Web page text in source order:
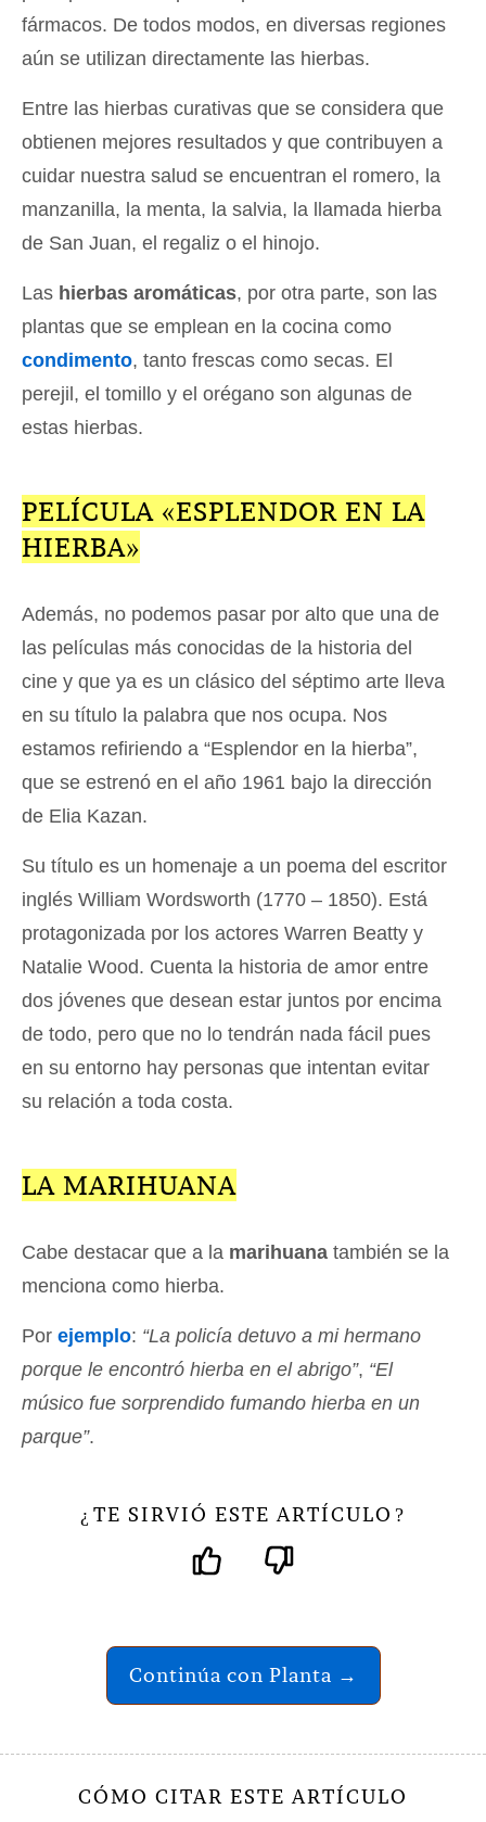
fármacos. De todos modos, en diversas regiones
aún se utilizan directamente las hierbas.
Entre las hierbas curativas que se considera que
obtienen mejores resultados y que contribuyen a
cuidar nuestra salud se encuentran el romero, la
manzanilla, la menta, la salvia, la llamada hierba
de San Juan, el regaliz o el hinojo.
Las hierbas aromáticas, por otra parte, son las
plantas que se emplean en la cocina como
condimento, tanto frescas como secas. El
perejil, el tomillo y el orégano son algunas de
estas hierbas.
PELÍCULA «ESPLENDOR EN LA
HIERBA»
Además, no podemos pasar por alto que una de
las películas más conocidas de la historia del
cine y que ya es un clásico del séptimo arte lleva
en su título la palabra que nos ocupa. Nos
estamos refiriendo a “Esplendor en la hierba”,
que se estrenó en el año 1961 bajo la dirección
de Elia Kazan.
Su título es un homenaje a un poema del escritor
inglés William Wordsworth (1770 – 1850). Está
protagonizada por los actores Warren Beatty y
Natalie Wood. Cuenta la historia de amor entre
dos jóvenes que desean estar juntos por encima
de todo, pero que no lo tendrán nada fácil pues
en su entorno hay personas que intentan evitar
su relación a toda costa.
LA MARIHUANA
Cabe destacar que a la marihuana también se la
menciona como hierba.
Por ejemplo: “La policía detuvo a mi hermano
porque le encontró hierba en el abrigo”, “El
músico fue sorprendido fumando hierba en un
parque”.
¿ TE SIRVIÓ ESTE ARTÍCULO ?
Continúa con Planta →
CÓMO CITAR ESTE ARTÍCULO